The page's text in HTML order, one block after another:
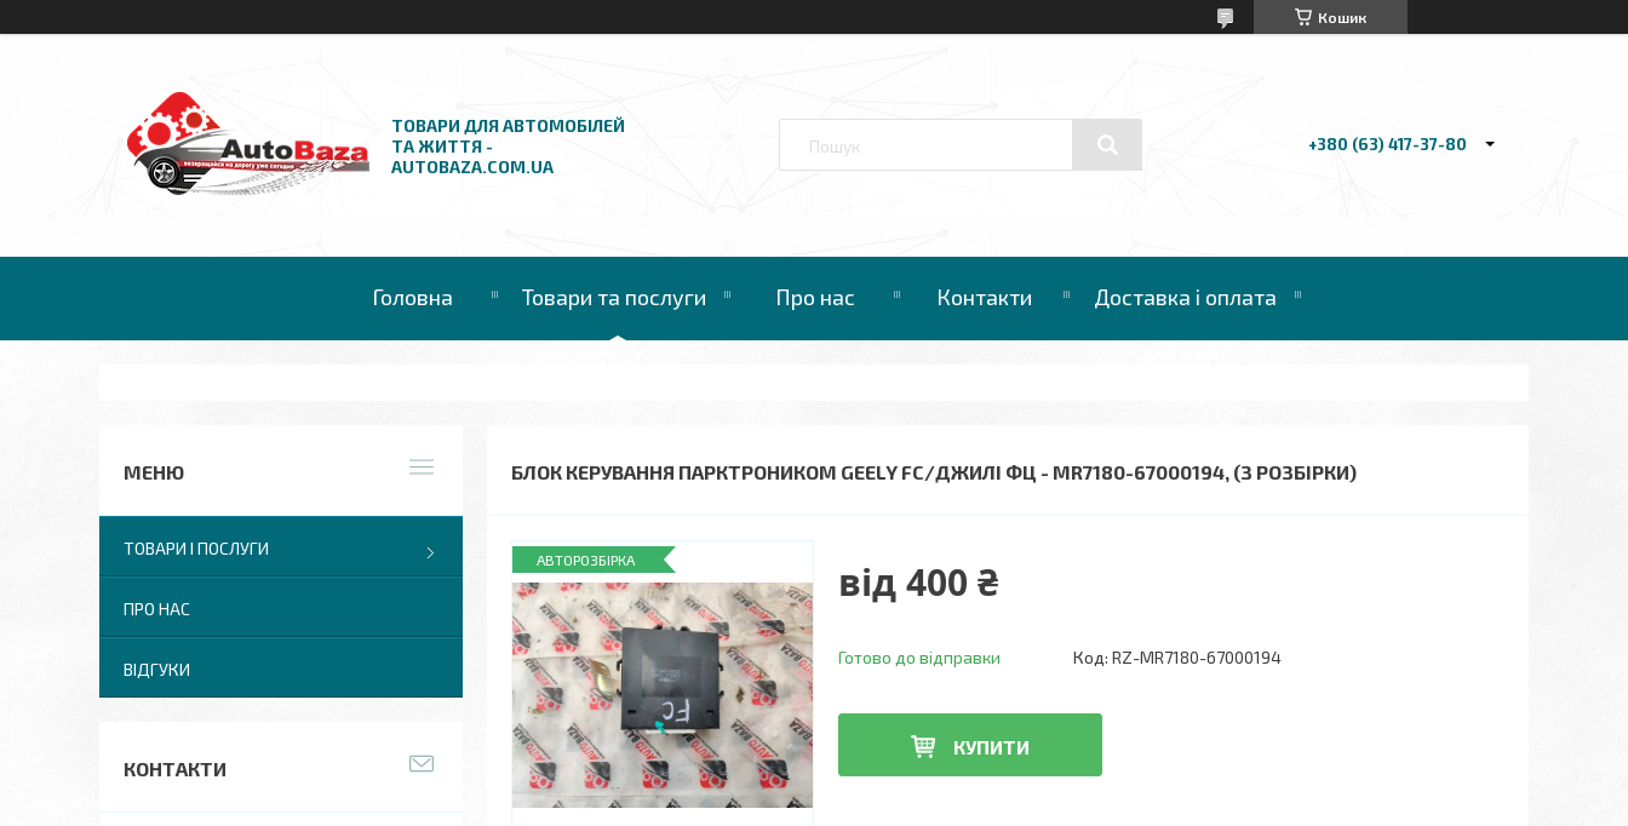
Кошик
ТОВАРИ ДЛЯ АВТОМОБІЛЕЙ
ТА ЖИТТЯ -
AUTOBAZA.COM.UA
+380 (63) 417-37-80
Головна Товари та послуги Про нас Контакти Доставка і оплата
БЛОК КЕРУВАННЯ ПАРКТРОНИКОМ GEELY FC/ДЖИЛІ ФЦ - MR7180-67000194, (З РОЗБІРКИ)
АВТОРОЗБІРКА від400 ₴
Готово до відправки Код: RZ-MR7180-67000194
КУПИТИ
ТОВАРИ І ПОСЛУГИ
ПРО НАС
ВІДГУКИ
КОНТАКТИ